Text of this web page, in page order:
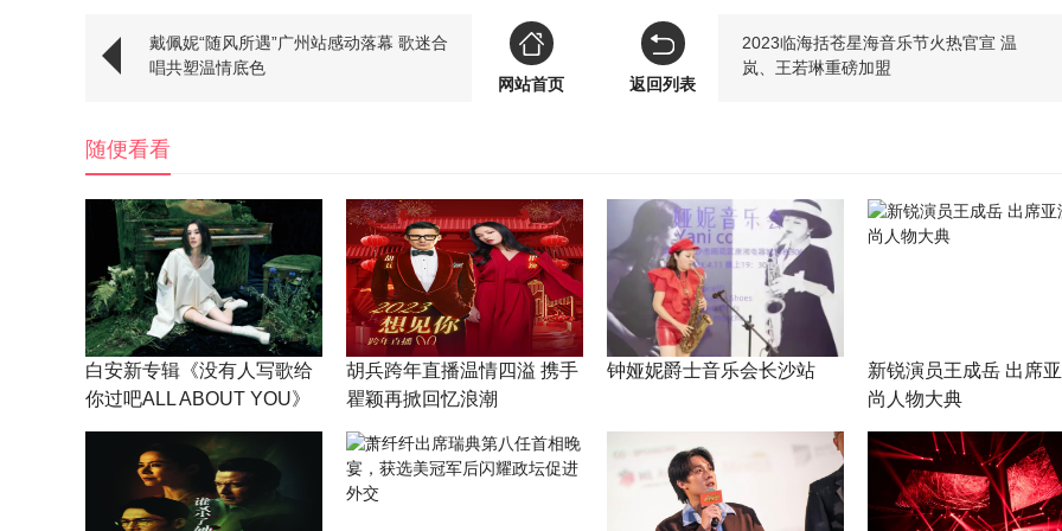
戴佩妮“随风所遇”广州站感动落幕 歌迷合
唱共塑温情底色
2023临海括苍星海音乐节火热官宣 温
岚、王若琳重磅加盟
网站首页
返回列表
随便看看
白安新专辑《没有人写歌给
你过吧ALL ABOUT YOU》
上线
胡兵跨年直播温情四溢 携手
瞿颖再掀回忆浪潮
钟娅妮爵士音乐会长沙站
新锐演员王成岳 出席
尚人物大典